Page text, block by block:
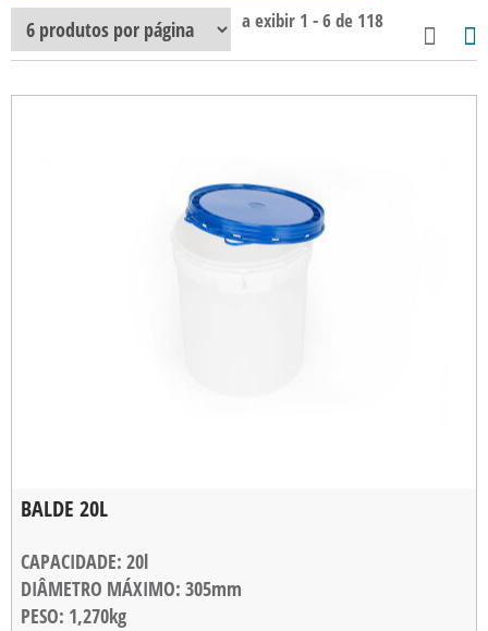
a exibir 1 - 6 de 118
BALDE 20L
CAPACIDADE: 20l
DIÂMETRO MÁXIMO: 305mm
PESO: 1,270kg